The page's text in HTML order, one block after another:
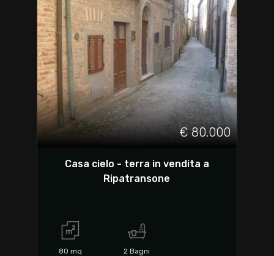
€ 80.000
Casa cielo - terra in vendita a
Ripatransone
80 mq 2 Bagni